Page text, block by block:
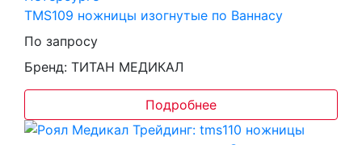
TMS109 ножницы изогнутые по Ваннасу
По запросу
Бренд: ТИТАН МЕДИКАЛ
Подробнее